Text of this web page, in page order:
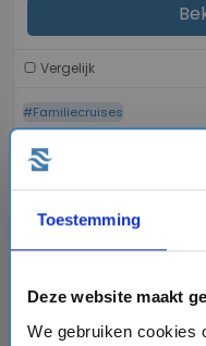
Toestemming
Deze website maakt
We gebruiken cookies
Vergelijk
#Familiecruises